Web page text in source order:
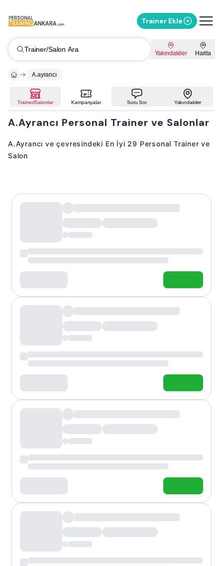
Trainer Ekle
Trainer/Salon Ara Yakındakiler Harita
A.ayrancı
Trainer/Salonlar Kampanyalar Soru Sor Yakındakiler
A.Ayrancı Personal Trainer ve Salonlar
A.Ayrancı ve çevresindeki En İyi 29 Personal Trainer ve
Salon